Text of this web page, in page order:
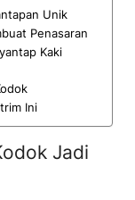
Unik
Penasaran
Kaki
Ini
Jadi